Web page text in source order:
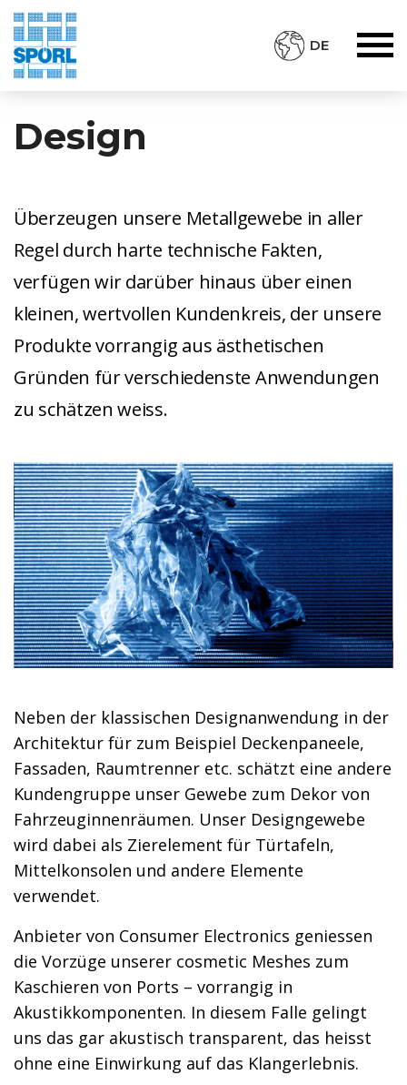
DE
Design
Überzeugen unsere Metallgewebe in aller
Regel durch harte technische Fakten,
verfügen wir darüber hinaus über einen
kleinen, wertvollen Kundenkreis, der unsere
Produkte vorrangig aus ästhetischen
Gründen für verschiedenste Anwendungen
zu schätzen weiss.
Neben der klassischen Designanwendung in der
Architektur für zum Beispiel Deckenpaneele,
Fassaden, Raumtrenner etc. schätzt eine andere
Kundengruppe unser Gewebe zum Dekor von
Fahrzeuginnenräumen. Unser Designgewebe
wird dabei als Zierelement für Türtafeln,
Mittelkonsolen und andere Elemente
verwendet.
Anbieter von Consumer Electronics geniessen
die Vorzüge unserer cosmetic Meshes zum
Kaschieren von Ports – vorrangig in
Akustikkomponenten. In diesem Falle gelingt
uns das gar akustisch transparent, das heisst
ohne eine Einwirkung auf das Klangerlebnis.